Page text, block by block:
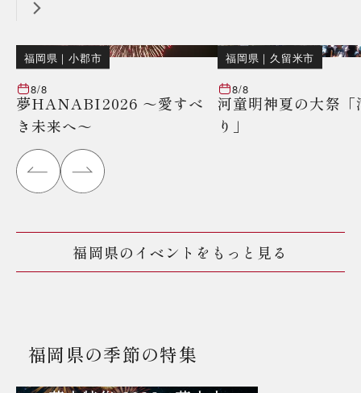
福岡県 ｜小郡市
8/8
夢HANABI2026 ～愛すべ
き未来へ～
福岡県 ｜ 久留米市
8/8
河童明神夏の大祭「
り」
福岡県のイベントをもっと見る
福岡県の季節の特集